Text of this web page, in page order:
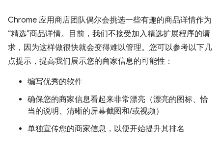
Chrome 应用商店团队偶尔会挑选一些有趣的商品详情作为
“精选”商品详情。目前，我们不接受加入精选扩展程序的请
求，因为这样做很快就会变得难以管理。您可以参考以下几
点提示，提高我们展示您的商家信息的可能性：
编写优秀的软件
确保您的商家信息看起来非常漂亮（漂亮的图标、恰
当的说明、清晰的屏幕截图和/或视频）
单独宣传您的商家信息，以便开始提升其排名